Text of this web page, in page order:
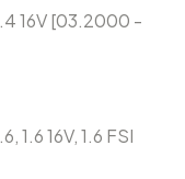
16V [03.2000 -
1.6 16V, 1.6 FSI